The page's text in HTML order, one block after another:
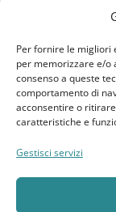
Per fornire le migliori
per memorizzare e/o
consenso a queste
comportamento di
acconsentire o
caratteristiche e
Gestisci servizi
Indirizzi
Metodi di
Dettagli account
Lista dei desideri